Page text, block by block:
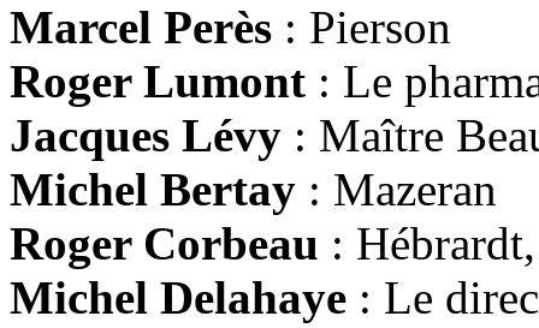
Marcel Perès : Pierson
Roger Lumont : Le
Jacques Lévy : Maître
Michel Bertay : Mazeran
Roger Corbeau :
Michel Delahaye : Le